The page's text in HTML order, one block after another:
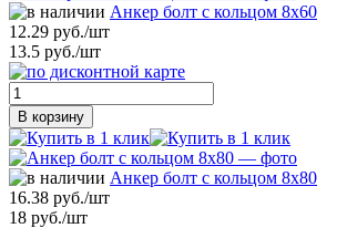
Анкер болт с кольцом 8х60
12.29 руб./шт
13.5 руб./шт
В корзину
Анкер болт с кольцом 8х80
16.38 руб./шт
18 руб./шт